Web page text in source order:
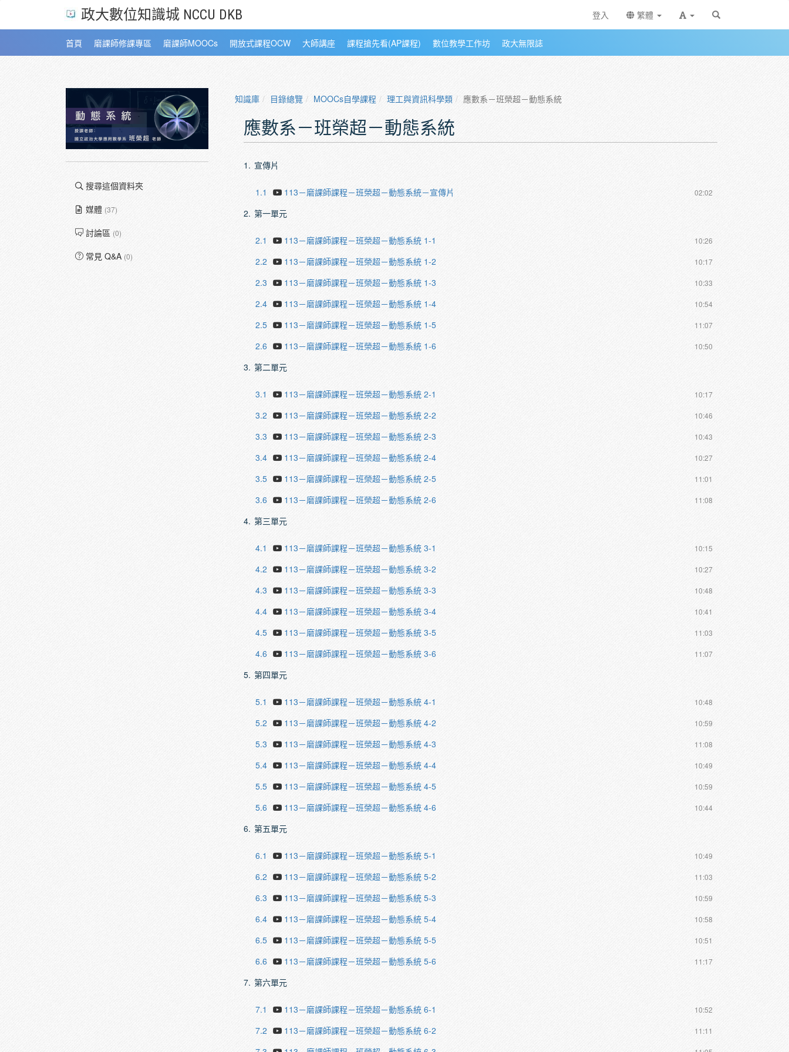
政大數位知識城 NCCU DKB 登入 繁體
首頁 磨課師修課專區 磨課師MOOCs 開放式課程OCW 大師講座 課程搶先看(AP課程) 數位教學工作坊 政大無限誌
搜尋這個資料夾
媒體 (37)
討論區 (0)
常見 Q&A (0)
知識庫 目錄總覽 MOOCs自學課程 理工與資訊科學類 應數系－班榮超－動態系統
應數系－班榮超－動態系統
1. 宣傳片
1.1 02:02
113－磨課師課程－班榮超－動態系統－宣傳片
2. 第一單元
2.1 10:26
113－磨課師課程－班榮超－動態系統 1-1
2.2
10:17
113－磨課師課程－班榮超－動態系統 1-2
2.3
10:33
113－磨課師課程－班榮超－動態系統 1-3
2.4
10:54
113－磨課師課程－班榮超－動態系統 1-4
2.5
11:07
113－磨課師課程－班榮超－動態系統 1-5
2.6
10:50
113－磨課師課程－班榮超－動態系統 1-6
3. 第二單元
3.1 10:17
113－磨課師課程－班榮超－動態系統 2-1
3.2
10:46
113－磨課師課程－班榮超－動態系統 2-2
3.3
10:43
113－磨課師課程－班榮超－動態系統 2-3
3.4
10:27
113－磨課師課程－班榮超－動態系統 2-4
3.5
11:01
113－磨課師課程－班榮超－動態系統 2-5
3.6
11:08
113－磨課師課程－班榮超－動態系統 2-6
4. 第三單元
4.1 10:15
113－磨課師課程－班榮超－動態系統 3-1
4.2
10:27
113－磨課師課程－班榮超－動態系統 3-2
4.3
10:48
113－磨課師課程－班榮超－動態系統 3-3
4.4
10:41
113－磨課師課程－班榮超－動態系統 3-4
4.5
11:03
113－磨課師課程－班榮超－動態系統 3-5
4.6
11:07
113－磨課師課程－班榮超－動態系統 3-6
5. 第四單元
5.1 10:48
113－磨課師課程－班榮超－動態系統 4-1
5.2
10:59
113－磨課師課程－班榮超－動態系統 4-2
5.3
11:08
113－磨課師課程－班榮超－動態系統 4-3
5.4
10:49
113－磨課師課程－班榮超－動態系統 4-4
5.5
10:59
113－磨課師課程－班榮超－動態系統 4-5
5.6
10:44
113－磨課師課程－班榮超－動態系統 4-6
6. 第五單元
6.1 10:49
113－磨課師課程－班榮超－動態系統 5-1
6.2
11:03
113－磨課師課程－班榮超－動態系統 5-2
6.3
10:59
113－磨課師課程－班榮超－動態系統 5-3
6.4
10:58
113－磨課師課程－班榮超－動態系統 5-4
6.5
10:51
113－磨課師課程－班榮超－動態系統 5-5
6.6
11:17
113－磨課師課程－班榮超－動態系統 5-6
7. 第六單元
7.1 10:52
113－磨課師課程－班榮超－動態系統 6-1
7.2
11:11
113－磨課師課程－班榮超－動態系統 6-2